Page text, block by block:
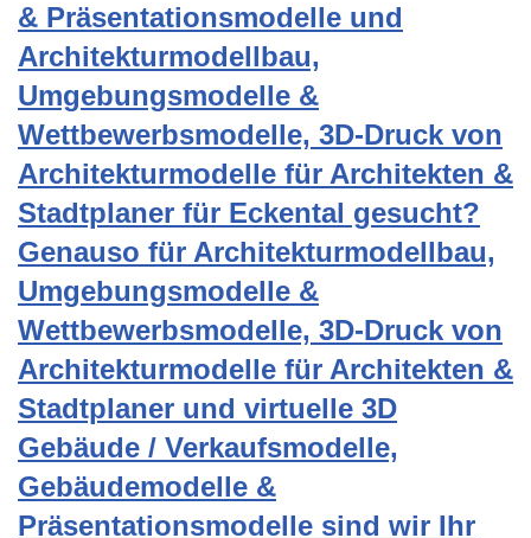
& Präsentationsmodelle und
Architekturmodellbau,
Umgebungsmodelle &
Wettbewerbsmodelle, 3D-Druck von
Architekturmodelle für Architekten &
Stadtplaner für Eckental gesucht?
Genauso für Architekturmodellbau,
Umgebungsmodelle &
Wettbewerbsmodelle, 3D-Druck von
Architekturmodelle für Architekten &
Stadtplaner und virtuelle 3D
Gebäude / Verkaufsmodelle,
Gebäudemodelle &
Präsentationsmodelle sind wir Ihr